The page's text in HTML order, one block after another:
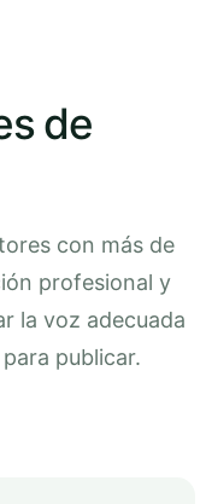
de
con más de
profesional y
la voz adecuada
publicar.